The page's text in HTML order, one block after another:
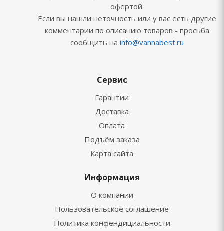
офертой.
Если вы нашли неточность или у вас есть другие
комментарии по описанию товаров - просьба
сообщить на info@vannabest.ru
Сервис
Гарантии
Доставка
Оплата
Подъём заказа
Карта сайта
Информация
О компании
Пользовательское соглашение
Политика конфендициальности